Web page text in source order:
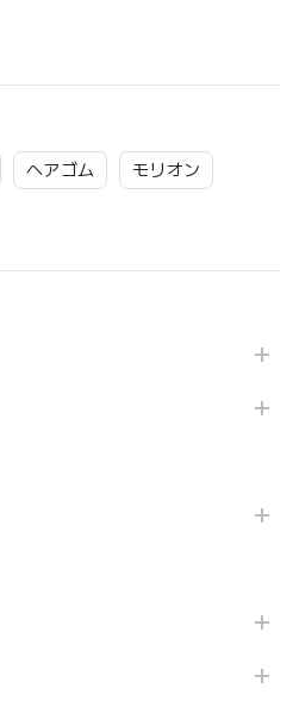
ヘアゴム モリオン